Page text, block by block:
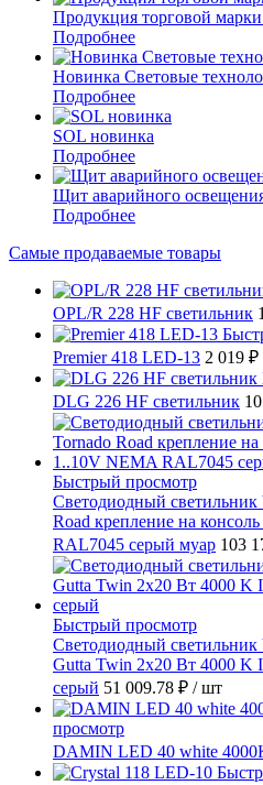
Продукция торговой
Подробнее
Новинка Световые
Подробнее
SOL новинка
Подробнее
Щит аварийного
Подробнее
Самые продаваемые товары
OPL/R 228 HF светильник
Premier 418 LED-13 2 019 ₽
DLG 226 HF светильник
Быстрый просмотр
Светодиодный
Road крепление на
RAL7045 серый муар 103
Быстрый просмотр
Светодиодный
Gutta Twin 2x20 Вт 4000 K
серый 51 009.78 ₽ / шт
просмотр
DAMIN LED 40 white